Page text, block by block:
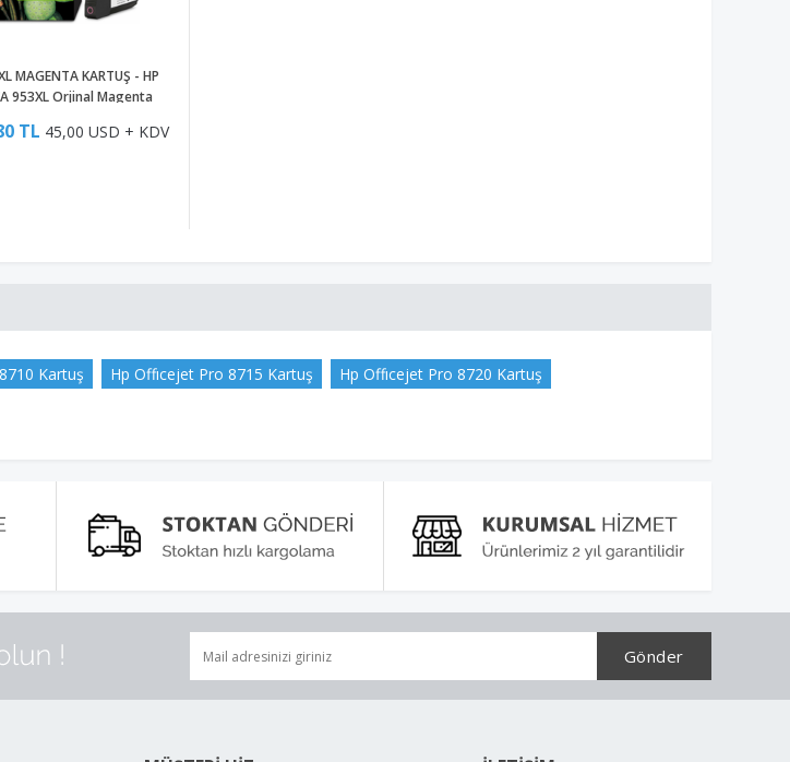
MAGENTA KARTUŞ - HP
953XL Orjinal Magenta
TL 45,00 USD + KDV
Kartuş Hp Offıcejet Pro 8715 Kartuş Hp Offıcejet Pro 8720 Kartuş